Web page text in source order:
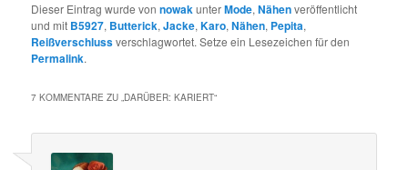
Dieser Eintrag wurde vonnowakunterMode,Nähenveröffentlicht
und mit B5927, Butterick,Jacke,Karo,Nähen, Pepita,
Reißverschlussverschlagwortet. Setze ein Lesezeichen für den
Permalink.
7 KOMMENTARE ZU „DARÜBER: KARIERT“